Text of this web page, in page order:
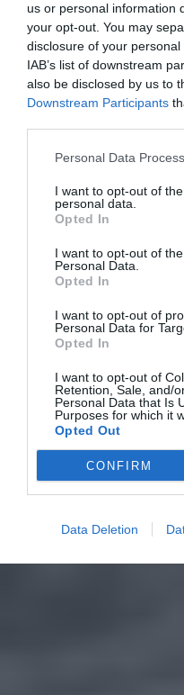
us or personal information
your opt-out. You may
disclosure of your
IAB’s list of downstream
also be disclosed by us to
Downstream Participants
Personal Data
I want to opt-out of
personal data.
Opted In
I want to opt-out of
Personal Data.
Opted In
I want to opt-out of
Personal Data for
Opted In
I want to opt-out of
Retention, Sale, and/
Personal Data that Is
Purposes for which it
Opted Out
CONFIRM
Data Deletion